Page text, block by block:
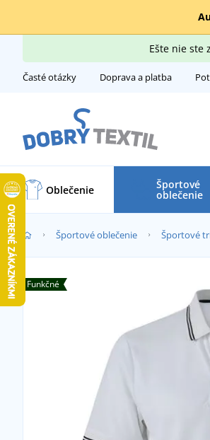
Ešte nie ste
Časté otázky Doprava a platba
Oblečenie Športové
oblečenie
Športové oblečenie Športové
Funkčné